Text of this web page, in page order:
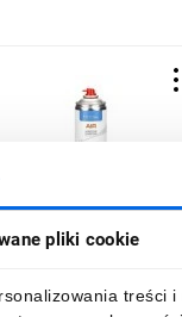
pliki cookie
treści
Sprężone powietrze Montis
400ml
zł brutto